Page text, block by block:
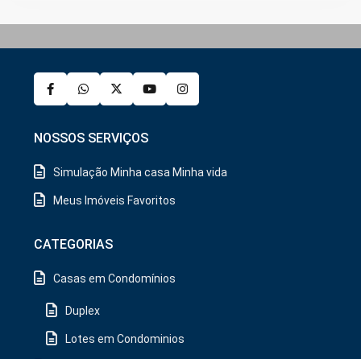
NOSSOS SERVIÇOS
Simulação Minha casa Minha vida
Meus Imóveis Favoritos
CATEGORIAS
Casas em Condomínios
Duplex
Lotes em Condominios